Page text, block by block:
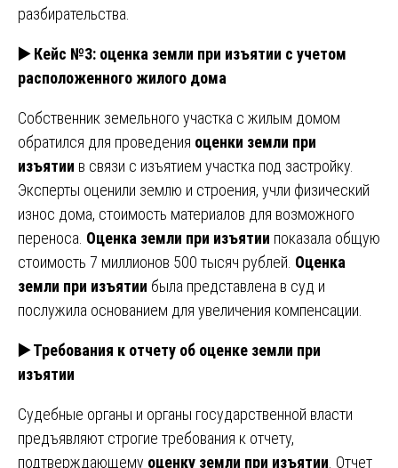
разбирательства.
▶️ Кейс №3: оценка земли при изъятии с учетом
расположенного жилого дома
Собственник земельного участка с жилым домом
обратился для проведения оценки земли при
изъятии в связи с изъятием участка под застройку.
Эксперты оценили землю и строения, учли физический
износ дома, стоимость материалов для возможного
переноса. Оценка земли при изъятии показала общую
стоимость 7 миллионов 500 тысяч рублей. Оценка
земли при изъятии была представлена в суд и
послужила основанием для увеличения компенсации.
▶️ Требования к отчету об оценке земли при
изъятии
Судебные органы и органы государственной власти
предъявляют строгие требования к отчету,
подтверждающему оценку земли при изъятии . Отчет